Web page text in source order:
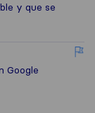
y que se
Google